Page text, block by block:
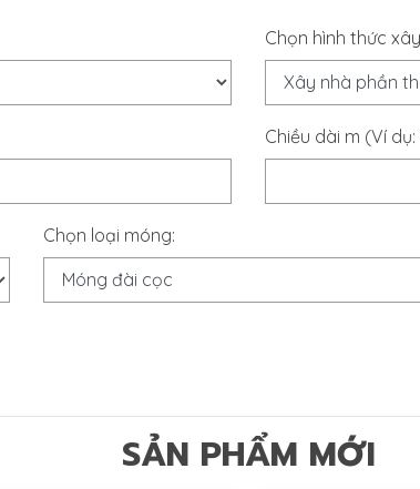
Chọn hình thức
Chiều dài m (Ví dụ:
Chọn loại móng:
SẢN PHẨM MỚI